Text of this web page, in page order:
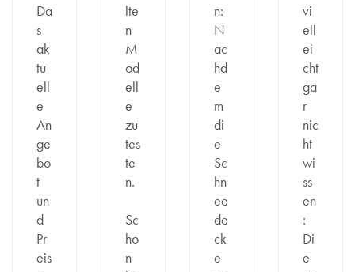
Da
s
ak
tu
ell
e
An
ge
bo
t
un
d
Pr
eis
lte
n
M
od
ell
e
zu
tes
te
n.
Sc
ho
n
n:
N
ac
hd
e
m
di
e
Sc
hn
ee
de
ck
e
vi
ell
ei
cht
ga
r
nic
ht
wi
ss
en
:
Di
e